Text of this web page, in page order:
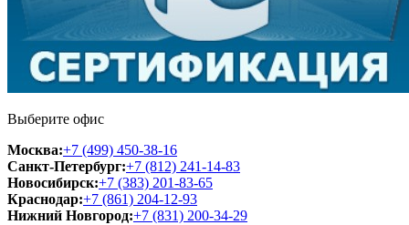
Выберите офис
Москва:+7 (499) 450-38-16
Санкт-Петербург:+7 (812) 241-14-83
Новосибирск:+7 (383) 201-83-65
Краснодар:+7 (861) 204-12-93
Нижний Новгород:+7 (831) 200-34-29